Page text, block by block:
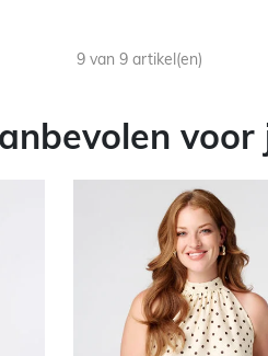
9 van 9 artikel(en)
voor